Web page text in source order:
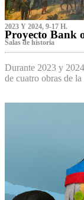
2023 Y 2024, 9-17 H.
Proyecto Bank
S‌alas de historia
Durante 2023 y
de cuatro obras de